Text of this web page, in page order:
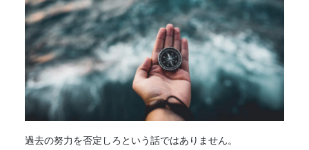
過去の努力を否定しろという話ではありません。